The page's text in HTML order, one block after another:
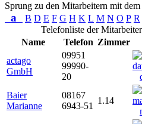
Sprung zu den Mitarbeitern mit
a B D E F G H K L M N O P R
Telefonliste der
Name
Telefon Zimmer
actago
GmbH
09951
99990-
20
Baier
Marianne
08167
6943-51
1.14